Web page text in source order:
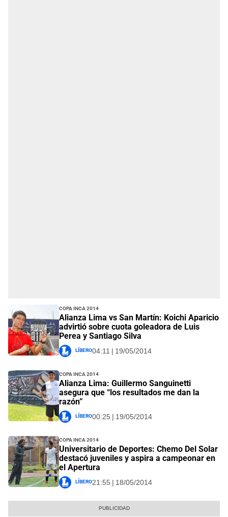
Copa Inca 2014
Alianza Lima vs San Martín: Koichi Aparicio
advirtió sobre cuota goleadora de Luis
Perea y Santiago Silva
Líbero04:11 | 19/05/2014
Copa Inca 2014
Alianza Lima: Guillermo Sanguinetti
asegura que “los resultados me dan la
razón”
Líbero00:25 | 19/05/2014
Copa Inca 2014
Universitario de Deportes: Chemo Del Solar
destacó juveniles y aspira a campeonar en
el Apertura
Líbero21:55 | 18/05/2014